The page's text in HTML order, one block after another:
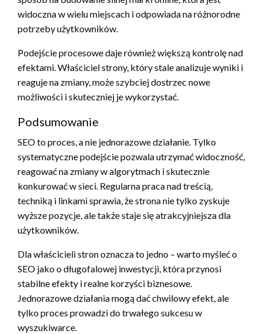
widoczna w wielu miejscach i odpowiada na różnorodne
potrzeby użytkowników.
Podejście procesowe daje również większą kontrolę nad
efektami. Właściciel strony, który stale analizuje wyniki i
reaguje na zmiany, może szybciej dostrzec nowe
możliwości i skuteczniej je wykorzystać.
Podsumowanie
SEO to proces, a nie jednorazowe działanie. Tylko
systematyczne podejście pozwala utrzymać widoczność,
reagować na zmiany w algorytmach i skutecznie
konkurować w sieci. Regularna praca nad treścią,
techniką i linkami sprawia, że strona nie tylko zyskuje
wyższe pozycje, ale także staje się atrakcyjniejsza dla
użytkowników.
Dla właścicieli stron oznacza to jedno – warto myśleć o
SEO jako o długofalowej inwestycji, która przynosi
stabilne efekty i realne korzyści biznesowe.
Jednorazowe działania mogą dać chwilowy efekt, ale
tylko proces prowadzi do trwałego sukcesu w
wyszukiwarce.